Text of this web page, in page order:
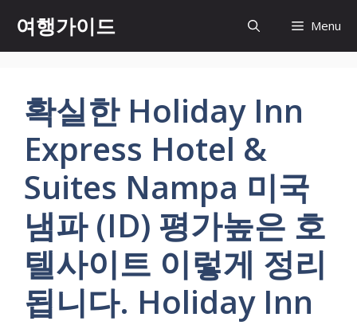
츠
여행가이드 Menu
확실한 Holiday Inn
Express Hotel &
Suites Nampa 미국
냄파 (ID) 평가높은 호
텔사이트 이렇게 정리
됩니다. Holiday Inn